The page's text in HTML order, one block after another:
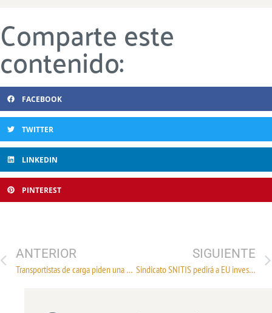
Comparte este
contenido:
FACEBOOK
TWITTER
LINKEDIN
PINTEREST
ANTERIOR
Transportistas de carga piden una norma para regular los cobros de las grúas en Edomex
SIGUIENTE
Sindicato SNITIS pedirá a EU investigar abusos en planta de Panasonic en Reynosa